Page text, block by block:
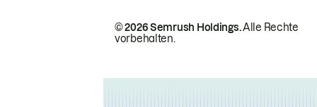
© 2026 Semrush Holdings.Alle Rechte
vorbehalten.